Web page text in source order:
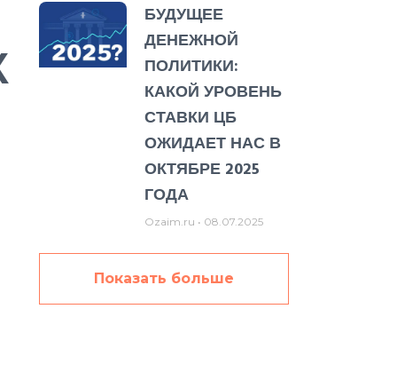
БУДУЩЕЕ
ДЕНЕЖНОЙ
ПОЛИТИКИ:
КАКОЙ УРОВЕНЬ
СТАВКИ ЦБ
ОЖИДАЕТ НАС В
ОКТЯБРЕ 2025
ГОДА
Ozaim.ru 08.07.2025
Показать больше